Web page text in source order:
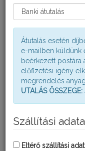
AUGUSZTUSI
A nyár talán
folytatódhat a
Átutalás esetén
e-mailben küldünk
beérkezett postára
előfizetési igény
megrendelés
UTALÁS
Szállítási
Eltérő szállítási